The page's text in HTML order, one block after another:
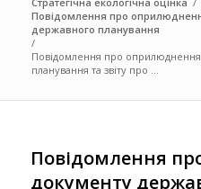
Повідомлення про
державного планування
/
Повідомлення про
планування та звіту про ...
Повідомлення
документу